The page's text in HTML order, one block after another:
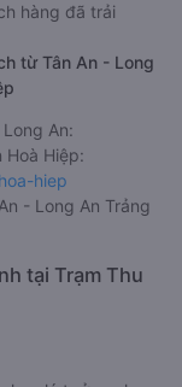
hàng đã trải
từ Tân An - Long
An:
Hoà Hiệp:
hiep
- Long An Trảng
tại Trạm Thu